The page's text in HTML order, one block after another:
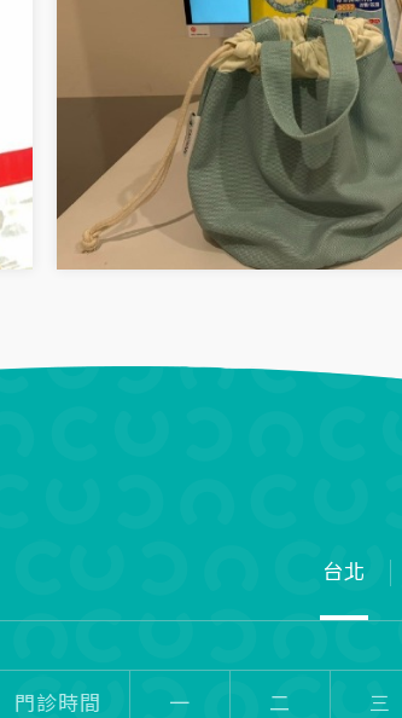
台北
門診時間 一 二 三